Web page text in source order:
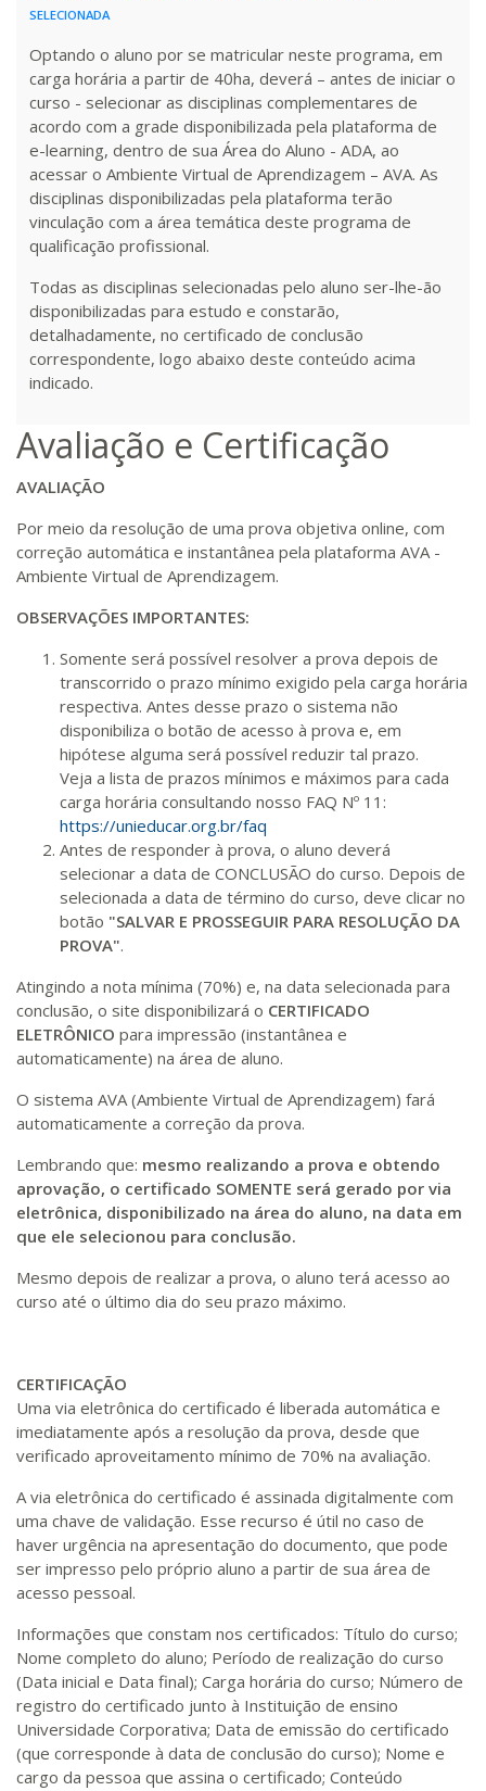
SELECIONADA
Optando o aluno por se matricular neste programa, em
carga horária a partir de 40ha, deverá – antes de iniciar o
curso - selecionar as disciplinas complementares de
acordo com a grade disponibilizada pela plataforma de
e-learning, dentro de sua Área do Aluno - ADA, ao
acessar o Ambiente Virtual de Aprendizagem – AVA. As
disciplinas disponibilizadas pela plataforma terão
vinculação com a área temática deste programa de
qualificação profissional.
Todas as disciplinas selecionadas pelo aluno ser-lhe-ão
disponibilizadas para estudo e constarão,
detalhadamente, no certificado de conclusão
correspondente, logo abaixo deste conteúdo acima
indicado.
Avaliação e Certificação
AVALIAÇÃO
Por meio da resolução de uma prova objetiva online, com
correção automática e instantânea pela plataforma AVA -
Ambiente Virtual de Aprendizagem.
OBSERVAÇÕES IMPORTANTES:
Somente será possível resolver a prova depois de
transcorrido o prazo mínimo exigido pela carga horária
respectiva. Antes desse prazo o sistema não
disponibiliza o botão de acesso à prova e, em
hipótese alguma será possível reduzir tal prazo.
Veja a lista de prazos mínimos e máximos para cada
carga horária consultando nosso FAQ Nº 11:
https://unieducar.org.br/faq
Antes de responder à prova, o aluno deverá
selecionar a data de CONCLUSÃO do curso. Depois de
selecionada a data de término do curso, deve clicar no
botão "SALVAR E PROSSEGUIR PARA RESOLUÇÃO DA
PROVA".
Atingindo a nota mínima (70%) e, na data selecionada para
conclusão, o site disponibilizará o CERTIFICADO
ELETRÔNICO para impressão (instantânea e
automaticamente) na área de aluno.
O sistema AVA (Ambiente Virtual de Aprendizagem) fará
automaticamente a correção da prova.
Lembrando que: mesmo realizando a prova e obtendo
aprovação, o certificado SOMENTE será gerado por via
eletrônica, disponibilizado na área do aluno, na data em
que ele selecionou para conclusão.
Mesmo depois de realizar a prova, o aluno terá acesso ao
curso até o último dia do seu prazo máximo.
CERTIFICAÇÃO
Uma via eletrônica do certificado é liberada automática e
imediatamente após a resolução da prova, desde que
verificado aproveitamento mínimo de 70% na avaliação.
A via eletrônica do certificado é assinada digitalmente com
uma chave de validação. Esse recurso é útil no caso de
haver urgência na apresentação do documento, que pode
ser impresso pelo próprio aluno a partir de sua área de
acesso pessoal.
Informações que constam nos certificados: Título do curso;
Nome completo do aluno; Período de realização do curso
(Data inicial e Data final); Carga horária do curso; Número de
registro do certificado junto à Instituição de ensino
Universidade Corporativa; Data de emissão do certificado
(que corresponde à data de conclusão do curso); Nome e
cargo da pessoa que assina o certificado; Conteúdo